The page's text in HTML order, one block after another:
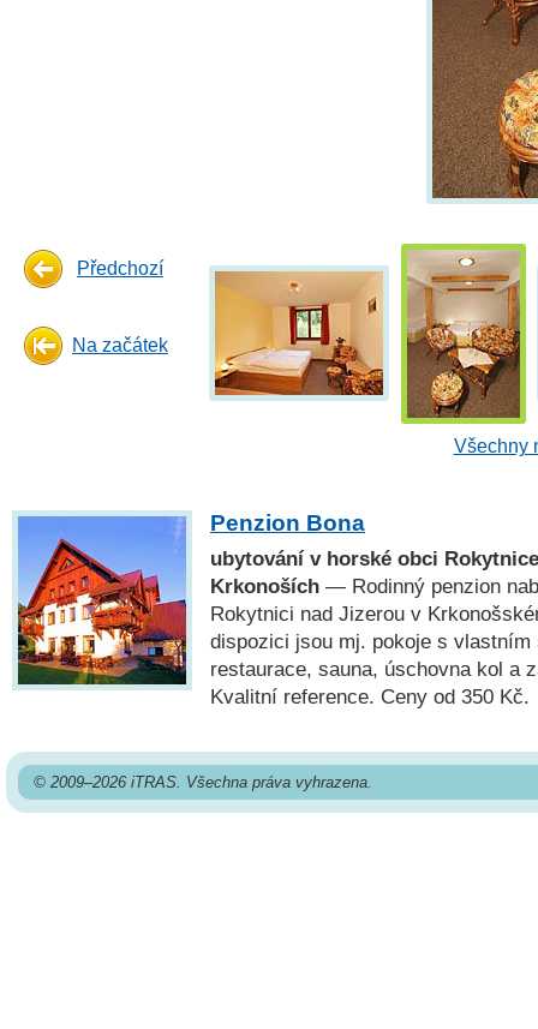
Předchozí
Na začátek
Všechny
Penzion Bona
ubytování v horské obci
Krkonoších — Rodinný penzion
Rokytnici nad Jizerou v
dispozici jsou mj. pokoje s
restaurace, sauna, úschovna kol a
Kvalitní reference. Ceny od 350 Kč.
© 2009–2026 iTRAS. Všechna práva vyhrazena.